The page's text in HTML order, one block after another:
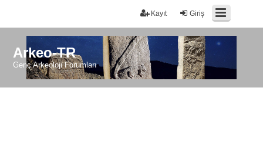
Giriş
Kayıt
Arkeo-TR
Genç Arkeoloji Forumları